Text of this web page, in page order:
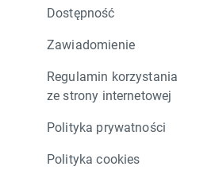
Dostępność
Zawiadomienie
Regulamin korzystania
ze strony internetowej
Polityka prywatności
Polityka cookies